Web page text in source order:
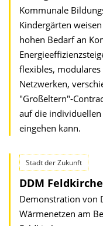
Kommunale
Kindergärten
hohen Bedarf an
flexibles,
Netzwerken,
"Großeltern"-
auf die
eingehen kann.
Stadt der Zukunft
DDM
Demonstration von
Wärmenetzen am